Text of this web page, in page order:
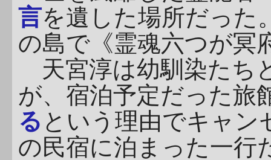
言を遺した場所だった
の島で《霊魂六つが
天宮淳は幼馴染たち
が、宿泊予定だった旅
る という理由でキャ
の民宿に泊まった一行